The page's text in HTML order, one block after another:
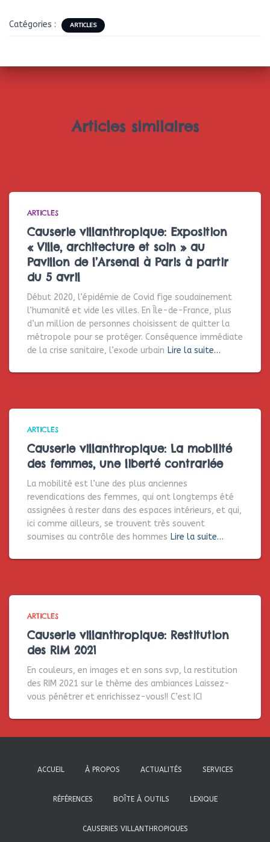
Catégories : ARTICLES
Articles similaires
ARTICLES
Causerie villanthropique: Exposition
« Ville, architecture et soin » au
Pavillon de l’Arsenal à Paris à partir
du 5 avril
Début 2020, l’épidémie de Covid fige soudainement
l’humanité et vide les villes. En Île-de-France, plus
d’un million de personnes choisissent de quitter la
métropole pour se protéger. Conséquence immédiate
de la crise sanitaire, l’exode urbain Lire la suite…
ARTICLES
Causerie villanthropique: La mobilité
des femmes, une liberté contrariée
La mobilité est l’une des plus anciennes
revendications des femmes, qui ont longtemps été
assignées à rester dans des espaces intérieurs, et qui,
ici comme ailleurs, se trouvent très souvent
soumises au contrôle des hommes Lire la suite…
ARTICLES
Causerie villanthropique: Restitution
des RIM 2021
En couleurs, en images et en sons svp, la restitution
des RIM 2021 sur le thème des ambiances Laissez-
vous pénétrer et enrichissez-vous!! C’est ICI
ACCUEIL À PROPOS ACTUALITÉS SERVICES
RÉFÉRENCES BOÎTE À OUTILS LEXIQUE
CAUSERIES VILLANTHROPIQUES